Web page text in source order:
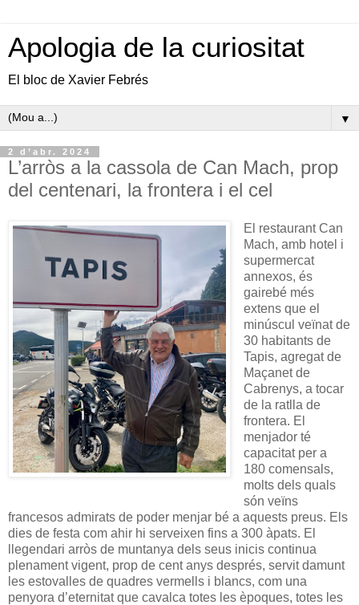
Apologia de la curiositat
El bloc de Xavier Febrés
▼
2 d’abr. 2024
L’arròs a la cassola de Can Mach, prop
del centenari, la frontera i el cel
El restaurant Can
Mach, amb hotel i
supermercat
annexos, és
gairebé més
extens que el
minúscul veïnat de
30 habitants de
Tapis, agregat de
Maçanet de
Cabrenys, a tocar
de la ratlla de
frontera. El
menjador té
capacitat per a
180 comensals,
molts dels quals
són veïns
francesos admirats de poder menjar bé a aquests preus. Els
dies de festa com ahir hi serveixen fins a 300 àpats. El
llegendari arròs de muntanya dels seus inicis continua
plenament vigent, prop de cent anys després, servit damunt
les estovalles de quadres vermells i blancs, com una
penyora d’eternitat que cavalca totes les èpoques, totes les